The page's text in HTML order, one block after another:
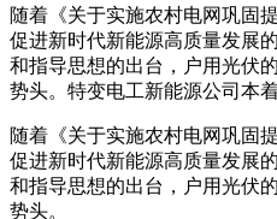
随着《关于实施农村电网巩固
促进新时代新能源高质量发展
和指导思想的出台，户用光伏
势头。特变电工新能源公司本
随着《关于实施农村电网巩固
促进新时代新能源高质量发展
和指导思想的出台，户用光伏
势头。